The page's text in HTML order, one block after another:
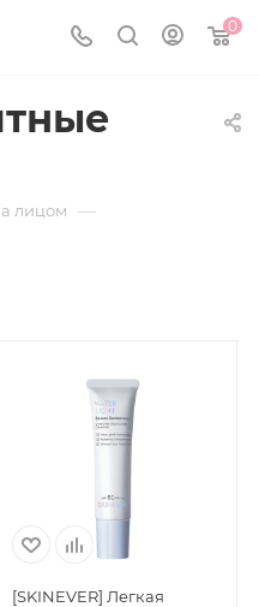
0
лицом —
[SKINEVER] Легкая